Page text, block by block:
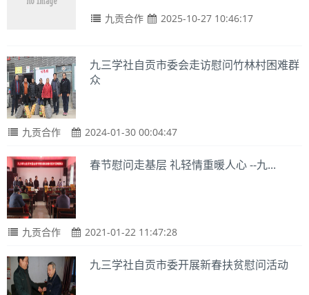
九贡合作 2025-10-27 10:46:17
九三学社自贡市委会走访慰问竹林村困难群
众
九贡合作 2024-01-30 00:04:47
春节慰问走基层 礼轻情重暖人心 --九...
九贡合作 2021-01-22 11:47:28
九三学社自贡市委开展新春扶贫慰问活动